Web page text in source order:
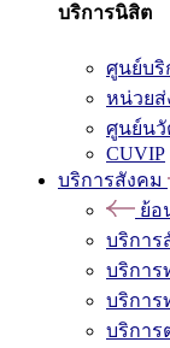
บริการนิสิต
ศูนย์บริ
หน่วยส่
ศูนย์นวั
CUVIP
บริการสังคม
ย้อ
บริการ
บริการ
บริการ
บริการ